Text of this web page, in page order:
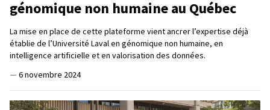
génomique non humaine au Québec
La mise en place de cette plateforme vient ancrer l’expertise déjà
établie de l’Université Laval en génomique non humaine, en
intelligence artificielle et en valorisation des données.
— 6 novembre 2024